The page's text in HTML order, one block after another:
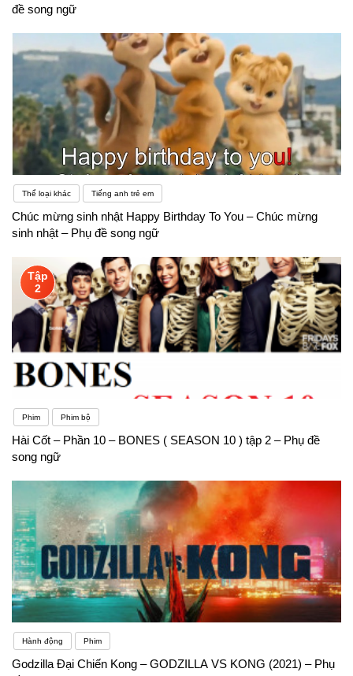
đề song ngữ
Thể loại khác Tiếng anh trẻ em
Chúc mừng sinh nhật Happy Birthday To You – Chúc mừng
sinh nhật – Phụ đề song ngữ
Tập
2
Phim Phim bộ
Hài Cốt – Phần 10 – BONES ( SEASON 10 ) tập 2 – Phụ đề
song ngữ
Hành động Phim
Godzilla Đại Chiến Kong – GODZILLA VS KONG (2021) – Phụ